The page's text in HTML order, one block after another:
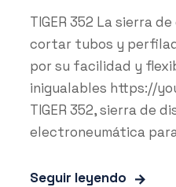
TIGER 352 La sierra
cortar tubos y
por su facilidad y
inigualables https://
TIGER 352, sierra de
electroneumática
Seguir leyendo